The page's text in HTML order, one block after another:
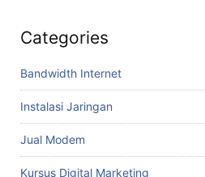
Categories
Bandwidth Internet
Instalasi Jaringan
Jual Modem
Kursus Digital Marketing